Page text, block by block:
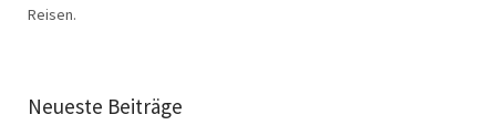
Reisen.
Neueste Beiträge